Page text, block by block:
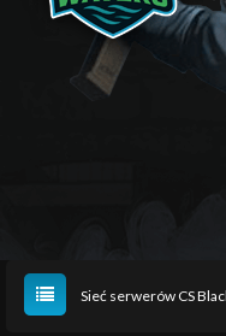
Sieć serwerów CS